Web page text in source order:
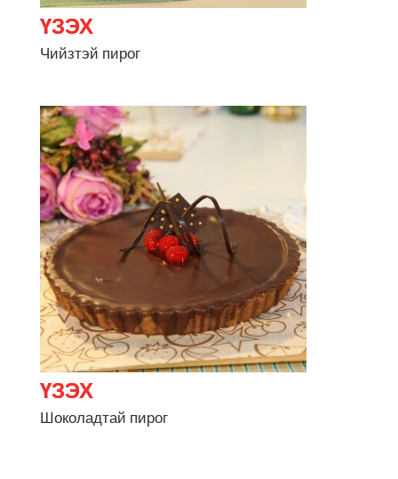
Чийзтэй пирог
Шоколадтай пирог